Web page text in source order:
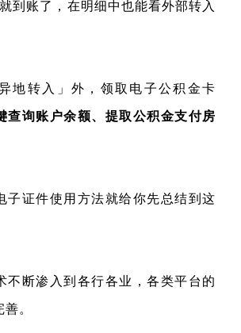
到账了，在明细中也能看外部转入
地转入」外，领取电子公积金卡
查询账户余额、提取公积金支付房
子证件使用方法就给你先总结到这
不断渗入到各行各业，各类平台的
。